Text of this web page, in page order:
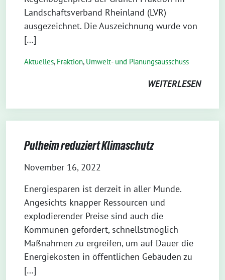
Landschaftsverband Rheinland (LVR)
ausgezeichnet. Die Auszeichnung wurde von
[…]
Aktuelles, Fraktion, Umwelt- und Planungsausschuss
WEITERLESEN
Pulheim reduziert Klimaschutz
November 16, 2022
Energiesparen ist derzeit in aller Munde.
Angesichts knapper Ressourcen und
explodierender Preise sind auch die
Kommunen gefordert, schnellstmöglich
Maßnahmen zu ergreifen, um auf Dauer die
Energiekosten in öffentlichen Gebäuden zu
[…]